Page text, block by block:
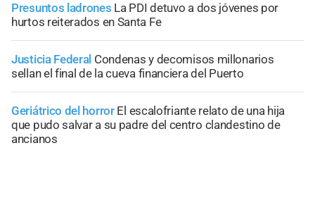
Presuntos ladrones La PDI detuvo a dos jóvenes por
hurtos reiterados en Santa Fe
Justicia Federal Condenas y decomisos millonarios
sellan el final de la cueva financiera del Puerto
Geriátrico del horror El escalofriante relato de una hija
que pudo salvar a su padre del centro clandestino de
ancianos